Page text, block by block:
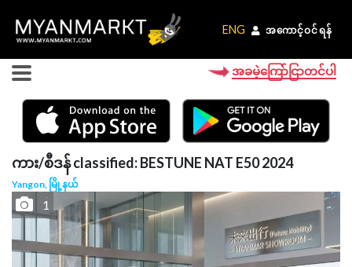
ENG အကောင့်ဝင်ရန်
ENG အကောင့်ဝင်ရန်
အခမဲ့ကြော်ငြာတင်ပါ
ကား/စီဒန် classified: BESTUNE NAT E50 2024
Yangon, မြို့နယ်
1